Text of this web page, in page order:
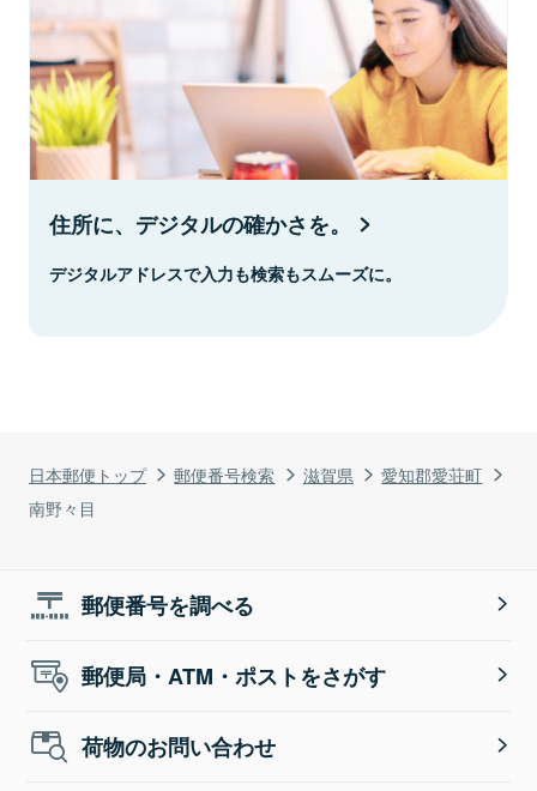
日本郵便トップ 郵便番号検索 滋賀県
愛知郡愛荘町
南野々目
住所に、デジタルの確かさを。
デジタルアドレスで入力も検索もスムーズに。
郵便番号を調べる
郵便局・ATM・ポストをさがす
荷物のお問い合わせ